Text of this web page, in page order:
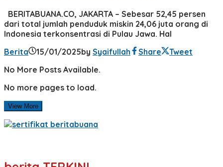
BERITABUANA.CO, JAKARTA – Sebesar 52,45 persen
dari total jumlah penduduk miskin 24,06 juta orang di
Indonesia terkonsentrasi di Pulau Jawa. Hal
Berita
15/01/2025by Syaifullah Share
Tweet
No More Posts Available.
No more pages to load.
View More